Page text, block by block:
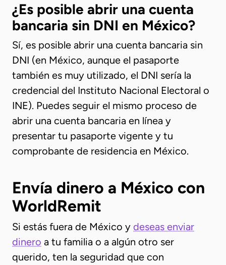
¿Es posible abrir una cuenta
bancaria sin DNI en México?
Sí, es posible abrir una cuenta bancaria sin
DNI (en México, aunque el pasaporte
también es muy utilizado, el DNI sería la
credencial del Instituto Nacional Electoral o
INE). Puedes seguir el mismo proceso de
abrir una cuenta bancaria en línea y
presentar tu pasaporte vigente y tu
comprobante de residencia en México.
Envía dinero a México con
WorldRemit
Si estás fuera de México y deseas enviar
dinero a tu familia o a algún otro ser
querido, ten la seguridad que con